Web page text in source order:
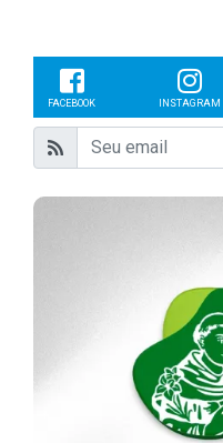
FACEBOOK INSTAGRAM